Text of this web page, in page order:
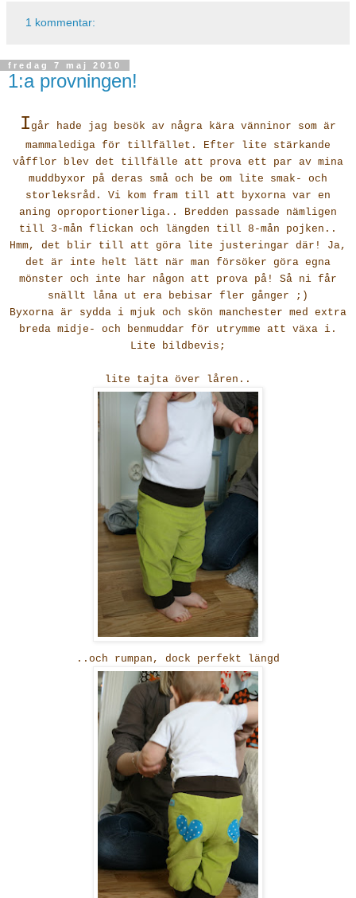
1 kommentar:
fredag 7 maj 2010
1:a provningen!
I går hade jag besök av några kära vänninor som är
mammalediga för tillfället. Efter lite stärkande
våfflor blev det tillfälle att prova ett par av mina
muddbyxor på deras små och be om lite smak- och
storleksråd. Vi kom fram till att byxorna var en
aning oproportionerliga.. Bredden passade nämligen
till 3-mån flickan och längden till 8-mån pojken..
Hmm, det blir till att göra lite justeringar där! Ja,
det är inte helt lätt när man försöker göra egna
mönster och inte har någon att prova på! Så ni får
snällt låna ut era bebisar fler gånger ;)
Byxorna är sydda i mjuk och skön manchester med extra
breda midje- och benmuddar för utrymme att växa i.
Lite bildbevis;
lite tajta över låren..
..och rumpan, dock perfekt längd